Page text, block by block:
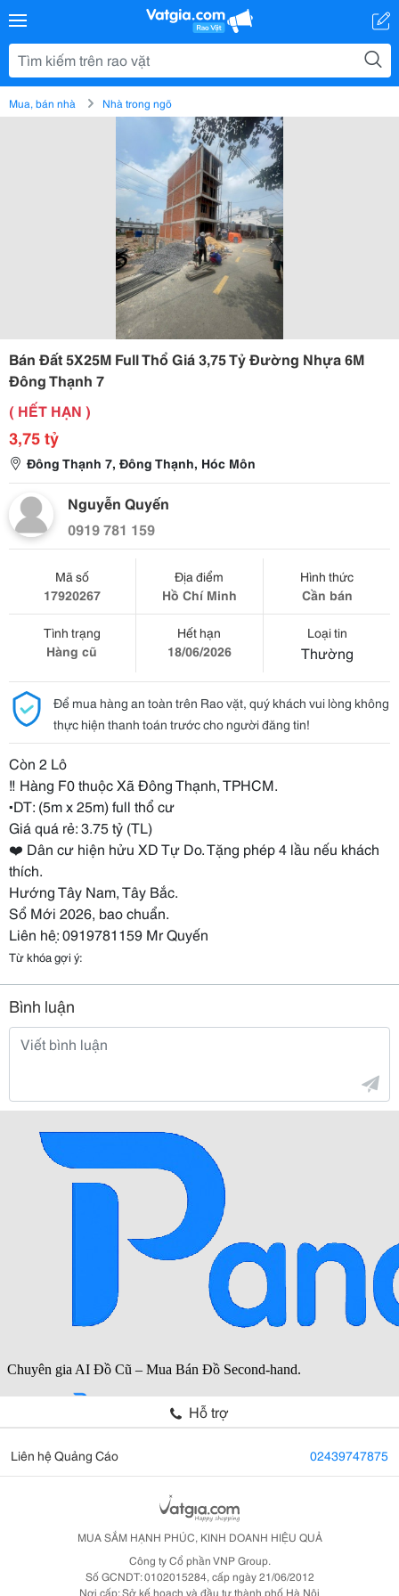
Mua, bán nhà Nhà trong ngõ
Bán Đất 5X25M Full Thổ Giá 3,75 Tỷ Đường Nhựa 6M
Đông Thạnh 7
( HẾT HẠN )
3,75 tỷ
Đông Thạnh 7, Đông Thạnh, Hóc Môn
Nguyễn Quyến
0919 781 159
Mã số
17920267
Địa điểm
Hồ Chí Minh
Hình thức
Cần bán
Tình trạng
Hàng cũ
Hết hạn
18/06/2026
Loại tin
Thường
Để mua hàng an toàn trên Rao vặt, quý khách vui lòng không
thực hiện thanh toán trước cho người đăng tin!
Còn 2 Lô
‼️ Hàng F0 thuộc Xã Đông Thạnh, TPHCM.
▪️DT: (5m x 25m) full thổ cư
Giá quá rẻ: 3.75 tỷ (TL)
❤️ Dân cư hiện hửu XD Tự Do. Tặng phép 4 lầu nếu khách
thích.
Hướng Tây Nam, Tây Bắc.
Sổ Mới 2026, bao chuẩn.
Liên hệ: 0919781159 Mr Quyến
Từ khóa gợi ý:
Bình luận
Hỗ trợ
Liên hệ Quảng Cáo 02439747875
MUA SẮM HẠNH PHÚC, KINH DOANH HIỆU QUẢ
Công ty Cổ phần VNP Group.
Số GCNDT: 0102015284, cấp ngày 21/06/2012
Nơi cấp: Sở kế hoạch và đầu tư thành phố Hà Nội